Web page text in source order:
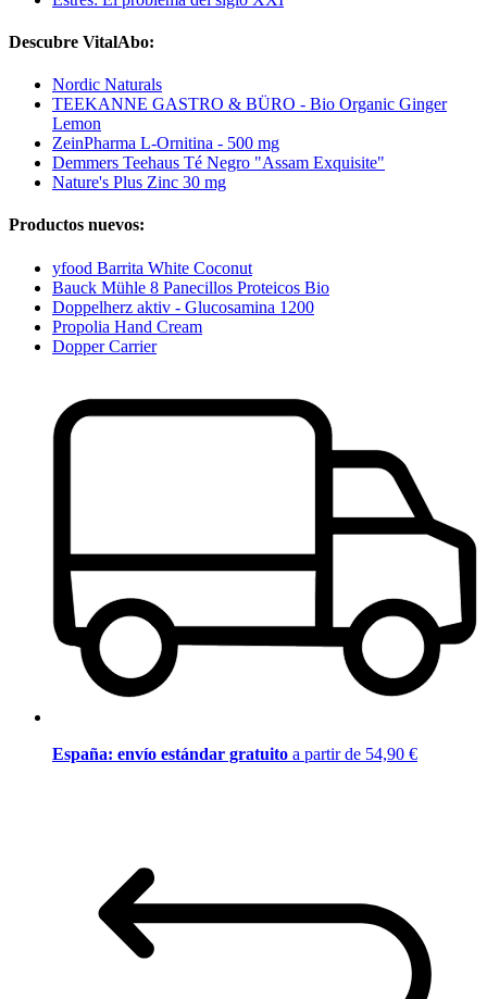
Descubre VitalAbo:
Nordic Naturals
TEEKANNE GASTRO & BÜRO - Bio Organic Ginger
Lemon
ZeinPharma L-Ornitina - 500 mg
Demmers Teehaus Té Negro "Assam Exquisite"
Nature's Plus Zinc 30 mg
Productos nuevos:
yfood Barrita White Coconut
Bauck Mühle 8 Panecillos Proteicos Bio
Doppelherz aktiv - Glucosamina 1200
Propolia Hand Cream
Dopper Carrier
España: envío estándar gratuito a partir de 54,90 €